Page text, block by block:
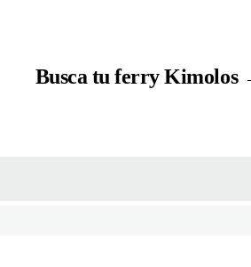
Busca tu ferry Kimolos